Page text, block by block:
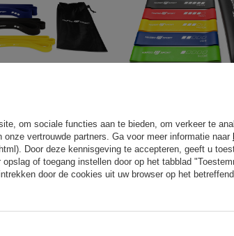
mm - Marbo Sport
49,00 €
41,65 €
600 x 50 mm -
Marbo Sport
29,00
24,65 €
om sociale functies aan te bieden, om verkeer te
vertrouwde partners. Ga voor meer informatie naar
Door deze kennisgeving te accepteren, geeft u
of toegang instellen door op het tabblad
door de cookies uit uw browser op het